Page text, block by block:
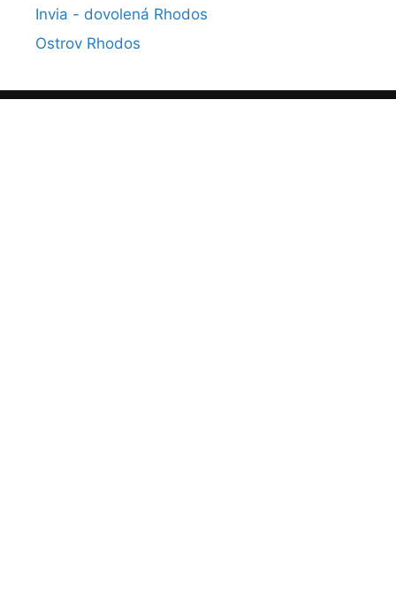
Invia - dovolená Rhodos
Ostrov Rhodos